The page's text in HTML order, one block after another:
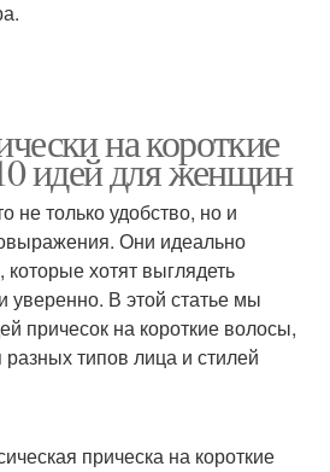
на короткие
идей для женщин
не только удобство, но и
Они идеально
хотят выглядеть
уверенно. В этой статье мы
причесок на короткие волосы,
типов лица и стилей
прическа на короткие